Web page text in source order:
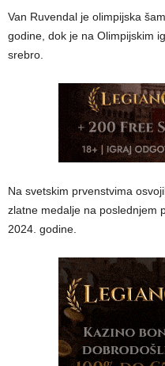
Van Ruvendal je olimpijska
godine, dok je na Olimpijskim
srebro.
Na svetskim prvenstvima
zlatne medalje na poslednjem
2024. godine.